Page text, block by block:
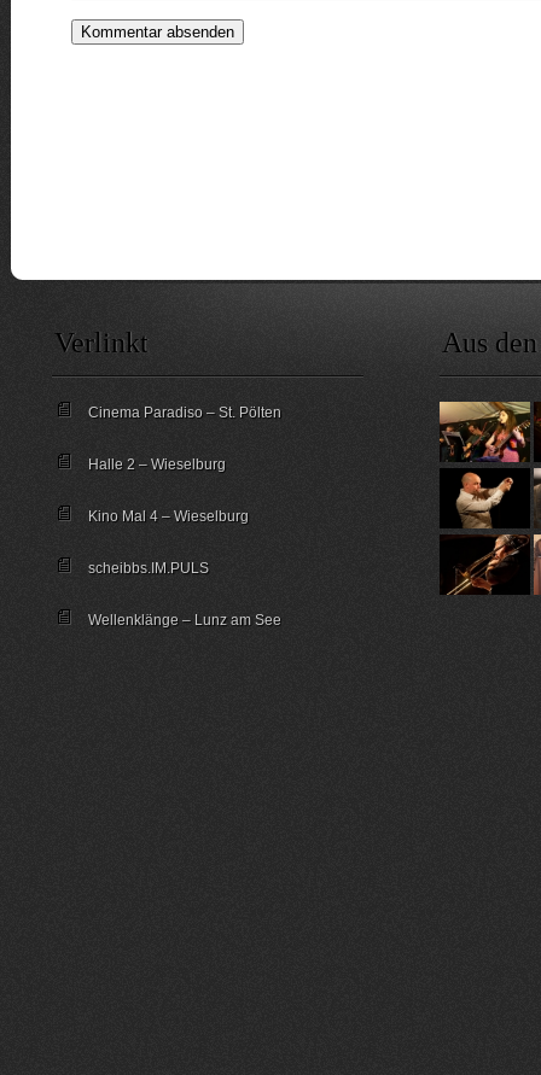
Verlinkt
Cinema Paradiso – St. Pölten
Halle 2 – Wieselburg
Kino Mal 4 – Wieselburg
scheibbs.IM.PULS
Wellenklänge – Lunz am See
Aus